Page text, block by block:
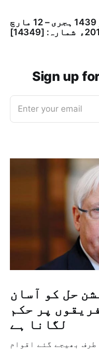
پیر – 24 جمادى الآخر 1439 ہجری – 12 مارچ
[14349]
Sign up
Enter your email
حل کو آسان
پر حکم
لگانا ہے
بھیجے گئے اقوام